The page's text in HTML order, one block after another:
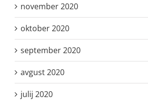
november 2020
oktober 2020
september 2020
avgust 2020
julij 2020